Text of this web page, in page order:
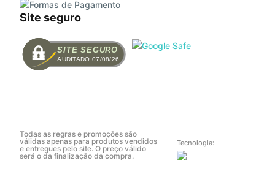
Site seguro
SITE SEGURO
AUDITADO 07/08/26
Todas as regras e promoções são
válidas apenas para produtos vendidos
e entregues pelo site. O preço válido
será o da finalização da compra.
Tecnologia: